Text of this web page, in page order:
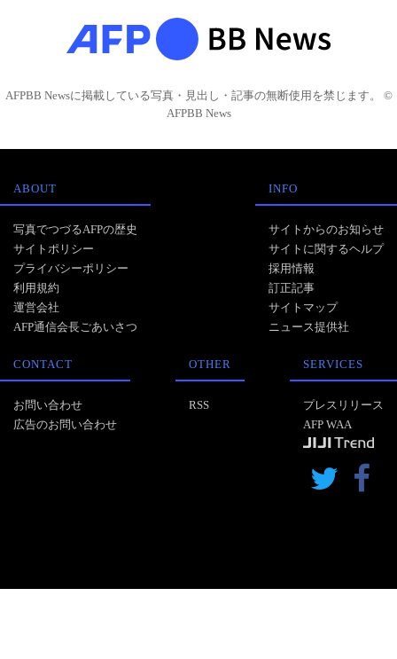
AFPBB Newsに掲載している写真・見出し・記事の無断使用を禁じます。 ©
AFPBB News
ABOUT
写真でつづるAFPの歴史
サイトポリシー
プライバシーポリシー
利用規約
運営会社
AFP通信会長ごあいさつ
INFO
サイトからのお知らせ
サイトに関するヘルプ
採用情報
訂正記事
サイトマップ
ニュース提供社
CONTACT
お問い合わせ
広告のお問い合わせ
OTHER
RSS
SERVICES
プレスリリース
AFP WAA